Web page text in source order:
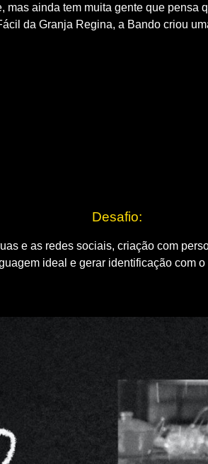
ainda tem muita gente que pensa
da Granja Regina, a Bando criou
Desafio:
e as redes sociais, criação com
ideal e gerar identificação com